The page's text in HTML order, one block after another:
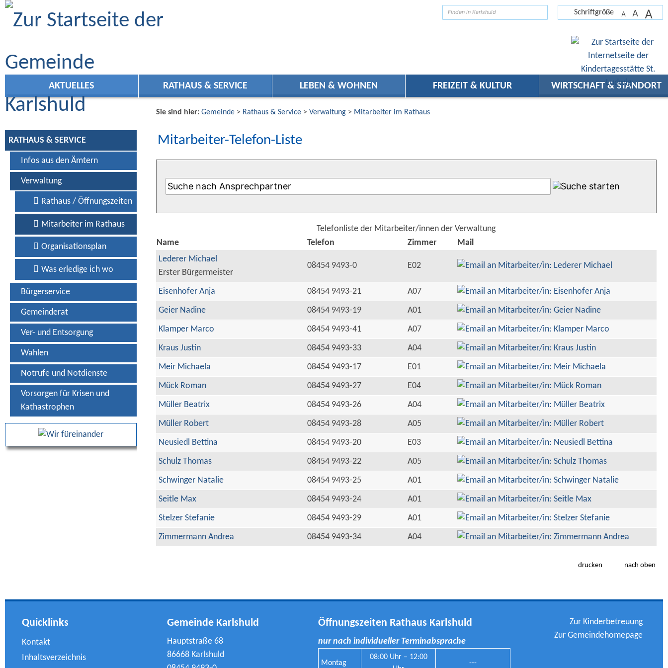
Zum Inhalt
Schriftgröße A A A
AKTUELLES RATHAUS & SERVICE LEBEN & WOHNEN FREIZEIT & KULTUR WIRTSCHAFT & STANDORT
RATHAUS & SERVICE
Infos aus den Ämtern
Verwaltung
Rathaus / Öffnungszeiten
Mitarbeiter im Rathaus
Organisationsplan
Was erledige ich wo
Bürgerservice
Gemeinderat
Ver- und Entsorgung
Wahlen
Notrufe und Notdienste
Vorsorgen für Krisen und
Kathastrophen
Sie sind hier: Gemeinde> Rathaus & Service> Verwaltung> Mitarbeiter im Rathaus
Mitarbeiter-Telefon-Liste
Telefonliste der Mitarbeiter/innen der Verwaltung
Name
Telefon Zimmer
Mail
Lederer Michael
Erster Bürgermeister
08454 9493-0 E02
Eisenhofer Anja 08454 9493-21
A07
Geier Nadine
08454 9493-19
A01
Klamper Marco
08454 9493-41
A07
Kraus Justin
08454 9493-33
A04
Meir Michaela
08454 9493-17
E01
Mück Roman
08454 9493-27
E04
Müller Beatrix
08454 9493-26
A04
Müller Robert
08454 9493-28
A05
Neusiedl Bettina
08454 9493-20
E03
Schulz Thomas
08454 9493-22
A05
Schwinger Natalie
08454 9493-25
A01
Seitle Max
08454 9493-24
A01
Stelzer Stefanie
08454 9493-29
A01
Zimmermann Andrea
08454 9493-34 A04
drucken nach oben
Quicklinks
Kontakt
Inhaltsverzeichnis
Gemeinde Karlshuld
Hauptstraße 68
86668 Karlshuld
Öffnungszeiten Rathaus Karlshuld
nur nach individueller Terminabsprache
Montag
08:00 Uhr – 12:00
---
Zur Kinderbetreuung
Zur Gemeindehomepage